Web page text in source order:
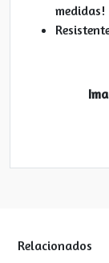
medidas!
Relacionados